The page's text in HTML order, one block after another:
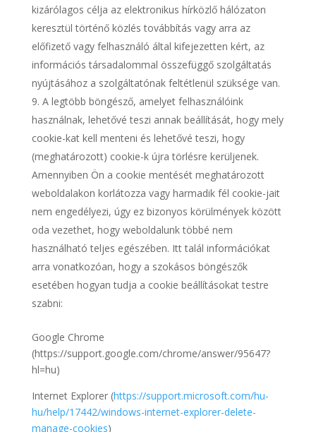
kizárólagos célja az elektronikus hírközlő hálózaton
keresztül történő közlés továbbítás vagy arra az
előfizető vagy felhasználó által kifejezetten kért, az
információs társadalommal összefüggő szolgáltatás
nyújtásához a szolgáltatónak feltétlenül szüksége van.
A legtöbb böngésző, amelyet felhasználóink
használnak, lehetővé teszi annak beállítását, hogy mely
cookie-kat kell menteni és lehetővé teszi, hogy
(meghatározott) cookie-k újra törlésre kerüljenek.
Amennyiben Ön a cookie mentését meghatározott
weboldalakon korlátozza vagy harmadik fél cookie-jait
nem engedélyezi, úgy ez bizonyos körülmények között
oda vezethet, hogy weboldalunk többé nem
használható teljes egészében. Itt talál információkat
arra vonatkozóan, hogy a szokásos böngészők
esetében hogyan tudja a cookie beállításokat testre
szabni:
Google Chrome
(https://support.google.com/chrome/answer/95647?
hl=hu)
Internet Explorer (https://support.microsoft.com/hu-
hu/help/17442/windows-internet-explorer-delete-
manage-cookies)